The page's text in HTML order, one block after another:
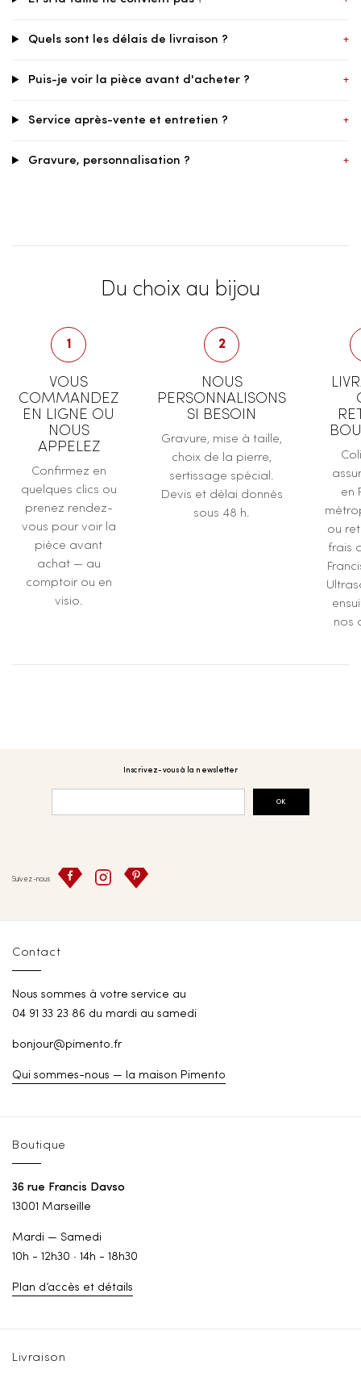
Quels sont les délais de livraison ? +
Puis-je voir la pièce avant d'acheter ? +
Service après-vente et entretien ? +
Gravure, personnalisation ? +
Du choix au bijou
1
VOUS
COMMANDEZ
EN LIGNE OU
NOUS
APPELEZ
Confirmez en
quelques clics ou
prenez rendez-
vous pour voir la
pièce avant
achat — au
comptoir ou en
visio.
2
NOUS
PERSONNALISONS
SI BESOIN
Gravure, mise à taille,
choix de la pierre,
sertissage spécial.
Devis et délai donnés
sous 48 h.
en
ou
frais
nos
Inscrivez-vous à la newsletter
OK
Suivez-nous
Contact
Nous sommes à votre service au
04 91 33 23 86 du mardi au samedi
bonjour@pimento.fr
Qui sommes-nous — la maison Pimento
Boutique
36 rue Francis Davso
13001 Marseille
Mardi — Samedi
10h - 12h30 · 14h - 18h30
Plan d’accès et détails
Livraison